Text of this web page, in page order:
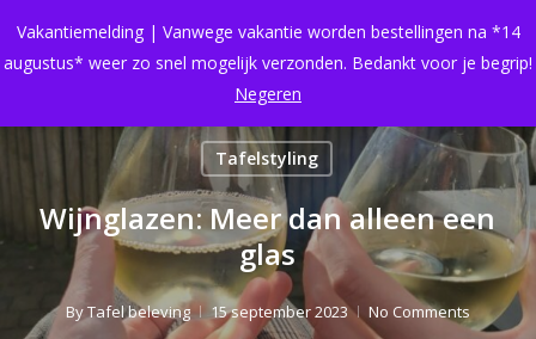
Vakantiemelding | Vanwege vakantie worden bestellingen na *14
augustus* weer zo snel mogelijk verzonden. Bedankt voor je begrip!
Negeren
main
Menu
Cart Close
Cart
Tafelstyling
Wijnglazen: Meer dan alleen een
glas
ByTafel beleving 15 september 2023 No Comments